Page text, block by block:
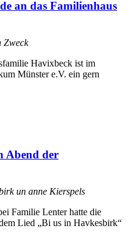
an das Familienhaus
Zweck
Havixbeck ist im
Münster e.V. ein gern
Abend der
un anne Kierspels
Familie Lenter hatte die
Lied „Bi us in Havkesbirk“